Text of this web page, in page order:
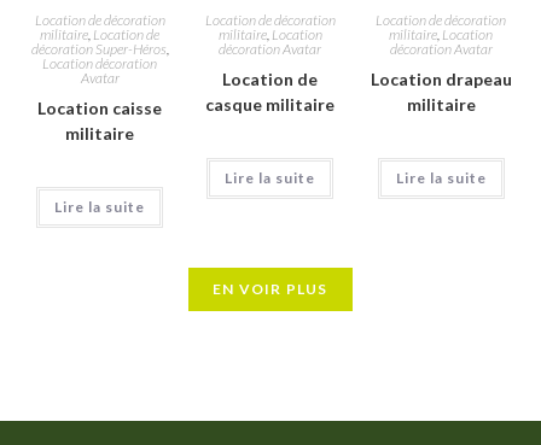
Location de décoration
militaire Location de
décoration Super-Héros
Location décoration
Avatar
Location caisse
militaire
Lire la suite
Location de décoration
militaire, Location
décoration Avatar
Location de
casque militaire
Lire la suite
Location de décoration
militaire Location
décoration Avatar
Location drapeau
militaire
Lire la suite
EN VOIR PLUS